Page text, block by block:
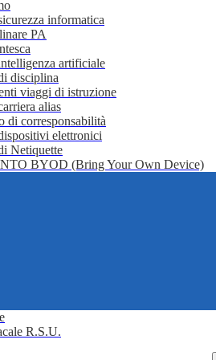
informatica
PA
artificiale
disciplina
viaggi di istruzione
alias
di corresponsabilità
elettronici
Netiquette
BYOD (Bring Your Own Device)
R.S.U.